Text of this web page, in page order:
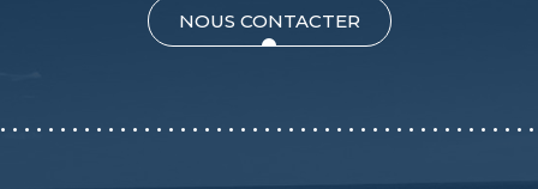
NOUS CONTACTER